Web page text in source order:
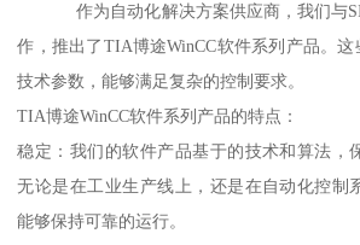
作为自动化解决方案供应商，我们与
作，推出了TIA博途WinCC软件系列产品。
技术参数，能够满足复杂的控制要求。
TIA博途WinCC软件系列产品的特点：
稳定：我们的软件产品基于的技术和算法，
无论是在工业生产线上，还是在自动化控制
能够保持可靠的运行。